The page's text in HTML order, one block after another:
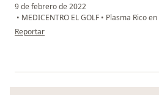
9 de febrero de 2022
• MEDICENTRO EL GOLF • Plasma Rico
en opinión del usuario Olga P.A.
Reportar